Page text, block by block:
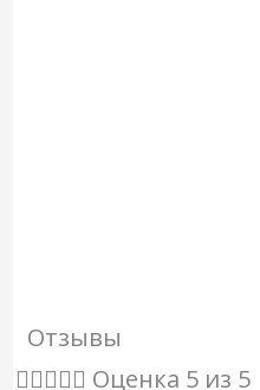
Отзывы
 Оценка 5 из 5